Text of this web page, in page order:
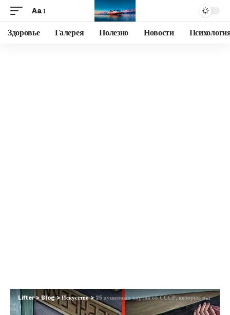
Aa
Здоровье Галерея Полезно Новости
Lifter>Blog> Искусство>25 душевных картин об СССР, которые вызовут ностальгию